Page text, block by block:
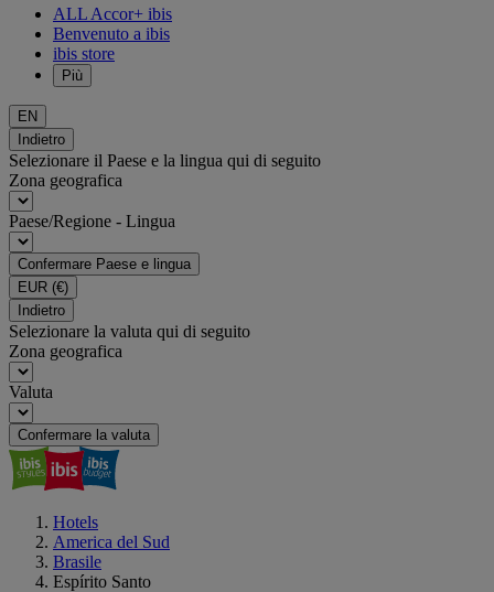
ALL Accor+ ibis
Benvenuto a ibis
ibis store
Più
EN
Indietro
Selezionare il Paese e la lingua qui di seguito
Zona geografica
Paese/Regione - Lingua
Confermare Paese e lingua
EUR (€)
Indietro
Selezionare la valuta qui di seguito
Zona geografica
Valuta
Confermare la valuta
Hotels
America del Sud
Brasile
Espírito Santo